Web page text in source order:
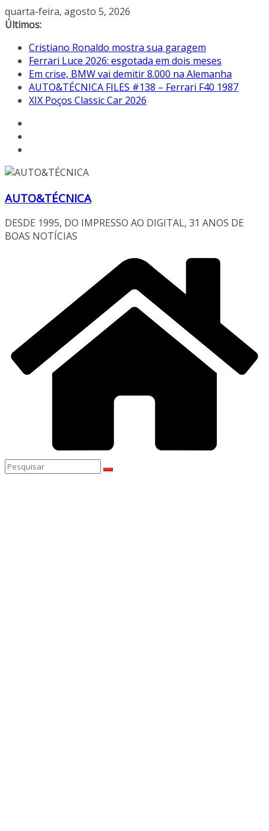
Pular
para
conteúdo
quarta-feira, agosto 5, 2026
Últimos:
Cristiano Ronaldo mostra sua garagem
Ferrari Luce 2026: esgotada em dois meses
Em crise, BMW vai demitir 8.000 na Alemanha
AUTO&TÉCNICA FILES #138 – Ferrari F40 1987
XIX Poços Classic Car 2026
AUTO&TÉCNICA
DESDE 1995, DO IMPRESSO AO DIGITAL, 31 ANOS DE
BOAS NOTÍCIAS